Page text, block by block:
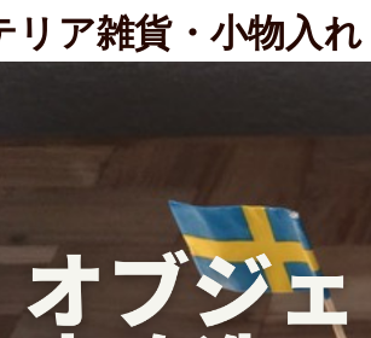
リア雑貨・小物入れ